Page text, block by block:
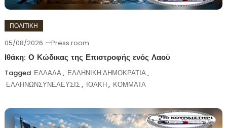
ΠΟΛΙΤΙΚΗ
05/08/2026 Press room
Ιθάκη: Ο Κώδικας της Επιστροφής ενός Λαού
Tagged ΕΛΛΑΔΑ, ΕΛΛΗΝΙΚΗ ΔΗΜΟΚΡΑΤΙΑ,
ΕΛΛΗΝΩΝΣΥΝΕΛΕΥΣΙΣ, ΙΘΑΚΗ, ΚΟΜΜΑΤΑ